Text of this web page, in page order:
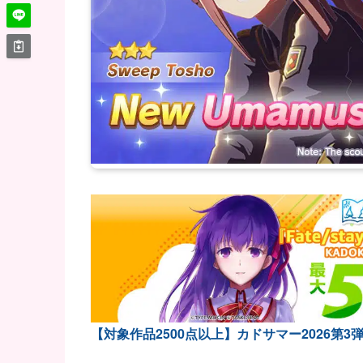
【対象作品2500点以上】カドサマー2026第3弾